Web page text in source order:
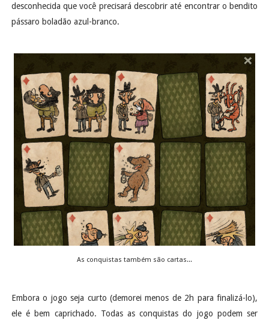
desconhecida que você precisará descobrir até encontrar o bendito
pássaro boladão azul-branco.
As conquistas também são cartas...
Embora o jogo seja curto (demorei menos de 2h para finalizá-lo),
ele é bem caprichado. Todas as conquistas do jogo podem ser